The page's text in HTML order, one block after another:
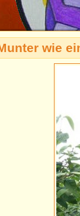
wie